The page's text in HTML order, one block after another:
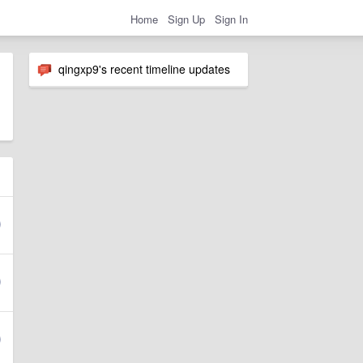
Home Sign Up Sign In
qingxp9's recent timeline updates